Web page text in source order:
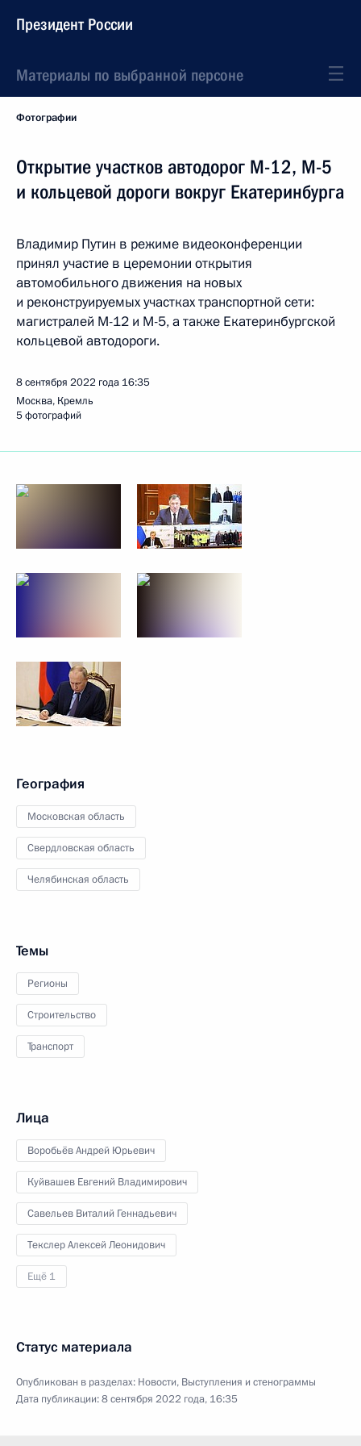
Президент России
Материалы по выбранной персоне
Фотографии
Открытие участков автодорог М-12, М-5
и кольцевой дороги вокруг Екатеринбурга
Владимир Путин в режиме видеоконференции
принял участие в церемонии открытия
автомобильного движения на новых
и реконструируемых участках транспортной сети:
магистралей М-12 и М-5, а также Екатеринбургской
кольцевой автодороги.
8 сентября 2022 года 16:35
Москва, Кремль
5 фотографий
География
Московская область
Свердловская область
Челябинская область
Темы
Регионы
Строительство
Транспорт
Лица
Воробьёв Андрей Юрьевич
Куйвашев Евгений Владимирович
Савельев Виталий Геннадьевич
Текслер Алексей Леонидович
Ещё 1
Статус материала
Опубликован в разделах: Новости, Выступления и стенограммы
Дата публикации:8 сентября 2022 года, 16:35